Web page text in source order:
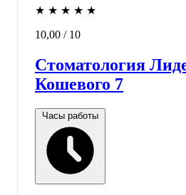
★ ★ ★ ★ ★
10,00 / 10
Стоматология
Кошевого 7
Часы работы